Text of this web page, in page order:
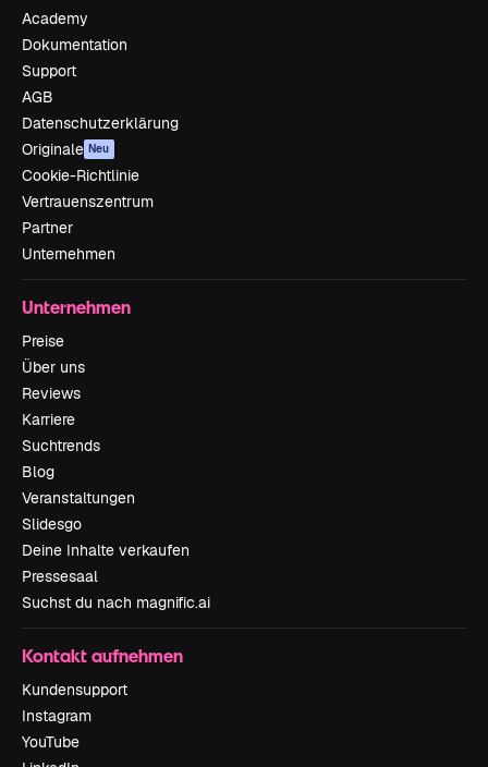
Academy
Dokumentation
Support
AGB
Datenschutzerklärung
Originale Neu
Cookie-Richtlinie
Vertrauenszentrum
Partner
Unternehmen
Unternehmen
Preise
Über uns
Reviews
Karriere
Suchtrends
Blog
Veranstaltungen
Slidesgo
Deine Inhalte verkaufen
Pressesaal
Suchst du nach magnific.ai
Kontakt aufnehmen
Kundensupport
Instagram
YouTube